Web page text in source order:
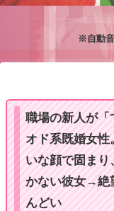
※自動
職場の新人が「
オド系既婚女性
いな顔で固ま
かない彼女→絶
んどい